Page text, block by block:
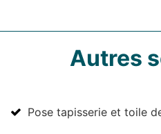
Autres
Pose tapisserie et toile